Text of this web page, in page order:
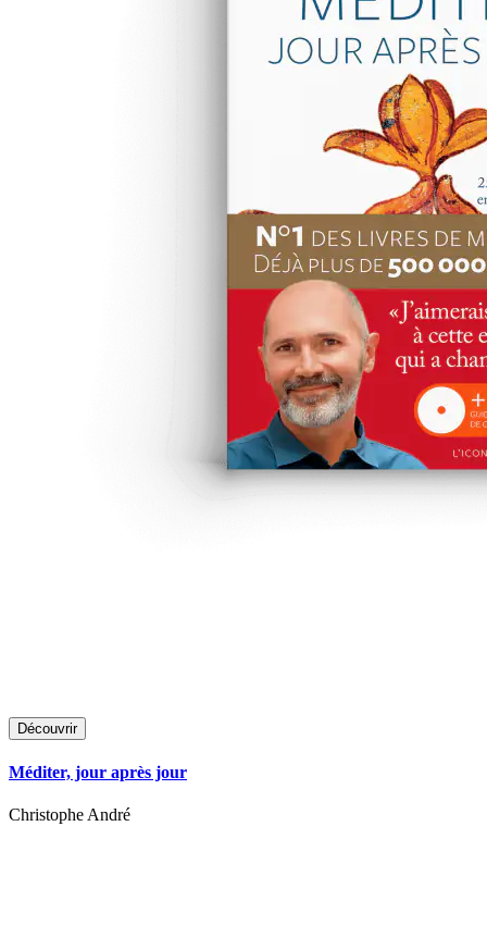
Découvrir
Méditer, jour après jour
Christophe André